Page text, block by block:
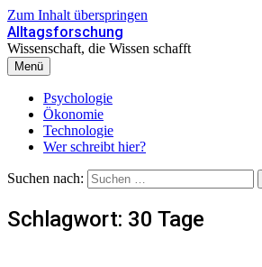
Zum Inhalt überspringen
Alltagsforschung
Wissenschaft, die Wissen schafft
Menü
Psychologie
Ökonomie
Technologie
Wer schreibt hier?
Suchen nach:
Schlagwort: 30 Tage